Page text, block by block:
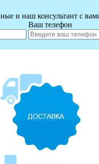
и наш консультант с
Ваш телефон